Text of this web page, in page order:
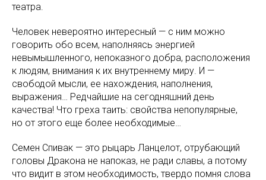
театра.
Человек невероятно интересный — с ним можно
говорить обо всем, наполняясь энергией
невымышленного, непоказного добра, расположения
к людям, внимания к их внутреннему миру. И —
свободой мысли, ее нахождения, наполнения,
выражения… Редчайшие на сегодняшний день
качества! Что гpexa таить: свойства непопулярные,
но от этого еще более необходимые…
Семен Спивак — это рыцарь Ланцелот, отрубающий
головы Дракона не напоказ, не ради славы, а потому
что видит в этом необходимость, твердо помня слова